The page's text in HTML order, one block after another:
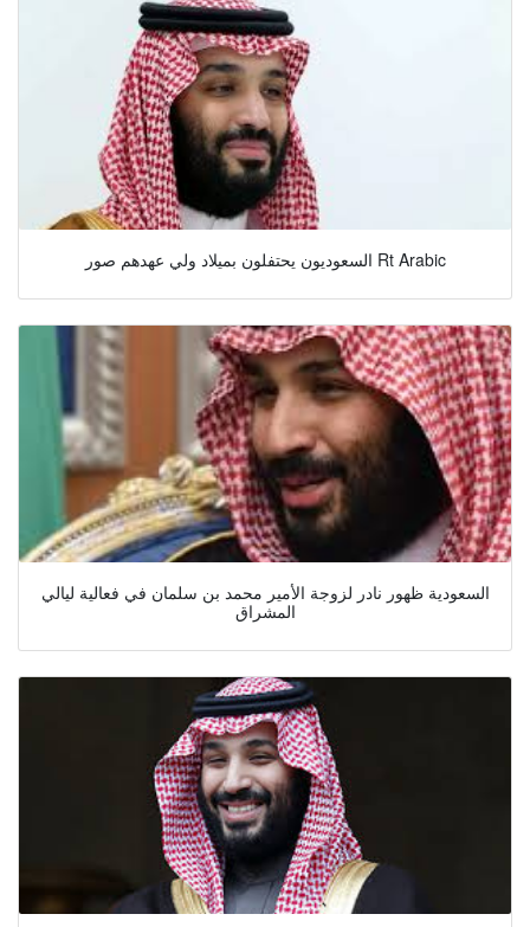
السعوديون يحتفلون بميلاد ولي عهدهم صور Rt Arabic
السعودية ظهور نادر لزوجة الأمير محمد بن سلمان في فعالية ليالي
المشراق